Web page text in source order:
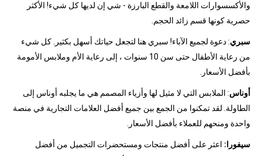
والأكسسوارات اللامعة والقطع البارزة - شي إن لديها كل شيء! الأكثر
حصرية كونها قسم زائد الحجم.
سبري: دعوة لجميع الآباء! سبري هنا لتجعل حياتك أسهل بكثير. كل شيء
من رعاية الأطفال حتى سن 10 سنوات ، إلى رعاية الأم وملابس الأمومة
بأفضل الأسعار.
أوناس: الملابس التي لا مثيل لها وأزياء المصمم هي ما يجلبه أوناس إلى
الطاولة. لقد تمكنوا من الجمع بين جميع أفضل العلامات التجارية في منصة
واحدة ومنحهم للعملاء بأفضل الأسعار.
سيفورا: اعثر على أفضل منتجات ومستحضرات التجميل من أفضل